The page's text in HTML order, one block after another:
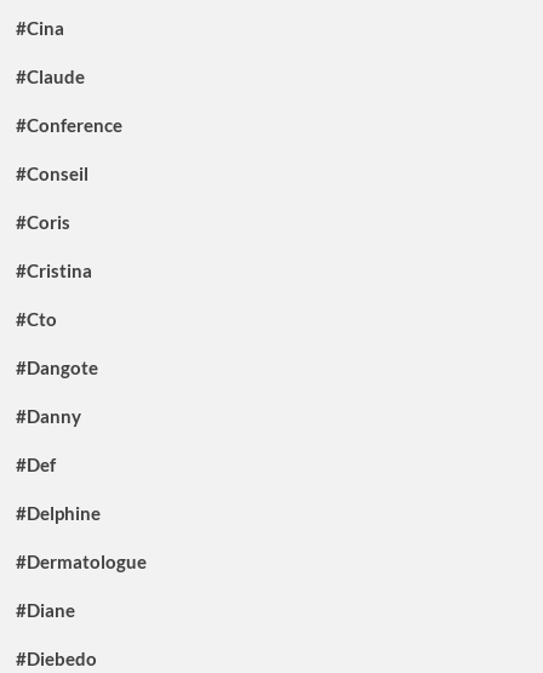
#Cina
#Claude
#Conference
#Conseil
#Coris
#Cristina
#Cto
#Dangote
#Danny
#Def
#Delphine
#Dermatologue
#Diane
#Diebedo